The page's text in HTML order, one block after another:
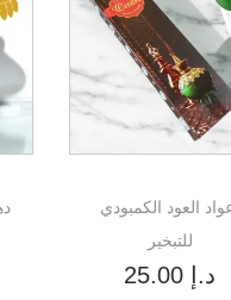
العود الكمبودي
للتبخير
د.إ